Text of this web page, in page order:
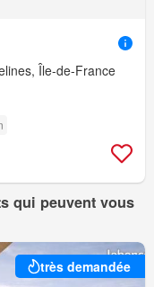
Île-de-France
qui peuvent vous
très demandée